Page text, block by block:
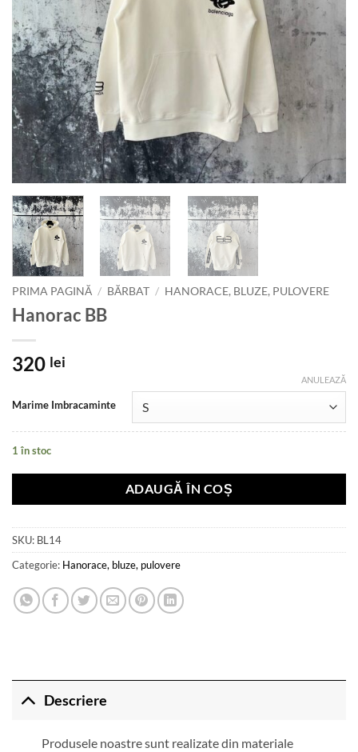
PRIMA PAGINĂ / BĂRBAT / HANORACE, BLUZE, PULOVERE
Hanorac BB
320 lei
Marime Imbracaminte
ANULEAZĂ
1 în stoc
ADAUGĂ ÎN COȘ
SKU: BL14
Categorie: Hanorace, bluze, pulovere
Descriere
Produsele noastre sunt realizate din materiale